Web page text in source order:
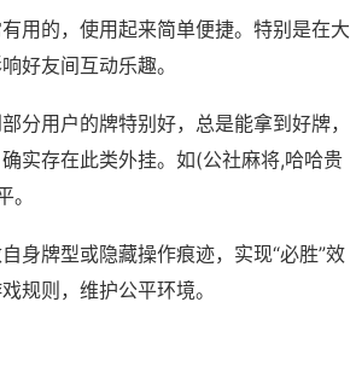
用的，使用起来简单便捷。特别是在大
好友间互动乐趣。
分用户的牌特别好，总是能拿到好牌，
实存在此类外挂。如(公社麻将,哈哈贵
身牌型或隐藏操作痕迹，实现“必胜”效
规则，维护公平环境。